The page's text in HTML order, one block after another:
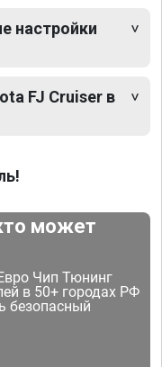
настройки
FJ Cruiser в
может
Чип Тюнинг
в 50+ городах РФ
безопасный